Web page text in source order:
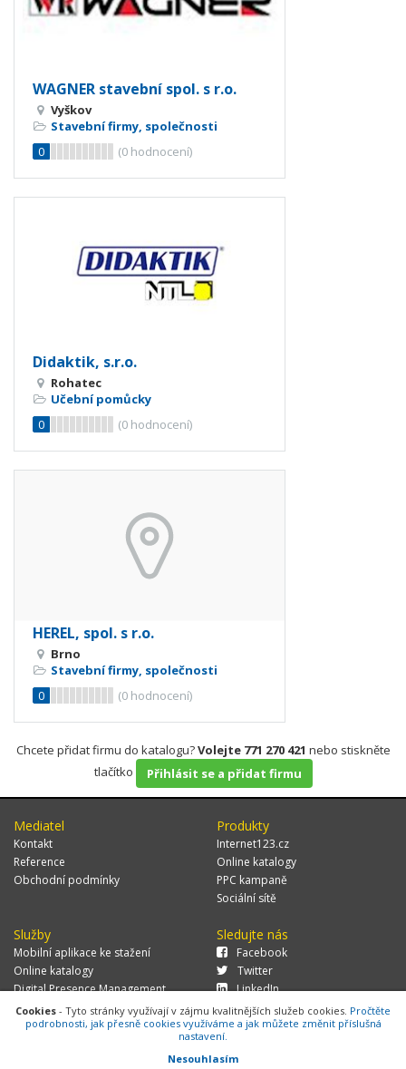
WAGNER stavební spol. s r.o.
Vyškov
Stavební firmy, společnosti
0
(0 hodnocení)
Didaktik, s.r.o.
Rohatec
Učební pomůcky
0
(0 hodnocení)
HEREL, spol. s r.o.
Brno
Stavební firmy, společnosti
0
(0 hodnocení)
Chcete přidat firmu do katalogu?Volejte 771 270 421 nebo stiskněte
tlačítko
Přihlásit se a přidat firmu
Mediatel
Kontakt
Reference
Obchodní podmínky
Produkty
Internet123.cz
Online katalogy
PPC kampaně
Sociální sítě
Služby
Mobilní aplikace ke stažení
Online katalogy
Digital Presence Management
Více zákazníků
Sledujte nás
Facebook
Twitter
LinkedIn
© 2026 MEDIATEL CZ, s.r.o.,Za Potokem 46/4, 106 00 Praha 10, tel.:
Cookies - Tyto stránky využívají v zájmu kvalitnějších služeb cookies. Pročtěte
podrobnosti, jak přesně cookies využíváme a jak můžete změnit příslušná
nastavení.
Nesouhlasím